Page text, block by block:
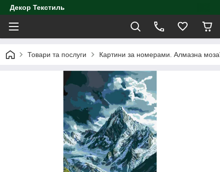
Декор Текстиль
Товари та послуги Картини за номерами. Алмазна